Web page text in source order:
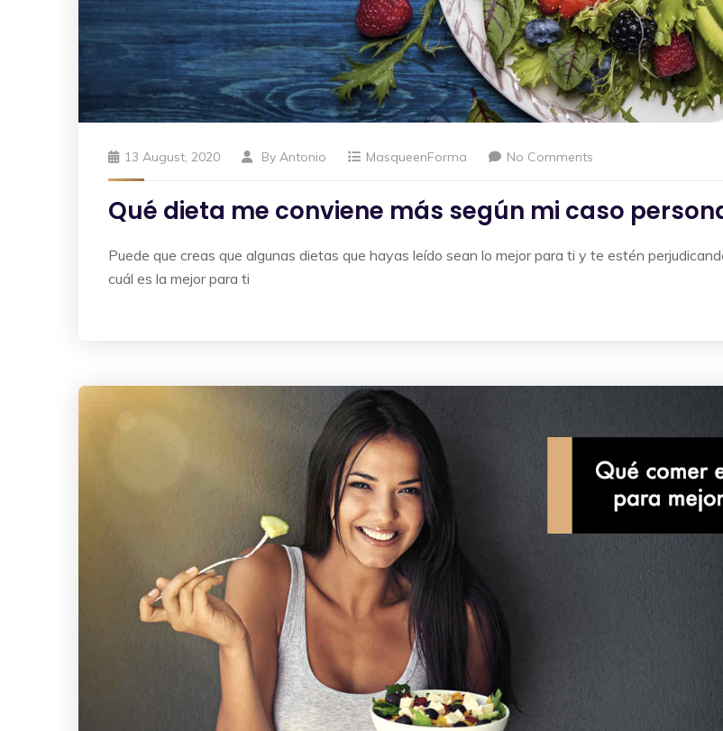
13 August, 2020 By Antonio MasqueenForma No Comments
Qué dieta me conviene más según mi caso
Puede que creas que algunas dietas que hayas leído sean lo mejor para ti y te estén
cuál es la mejor para ti